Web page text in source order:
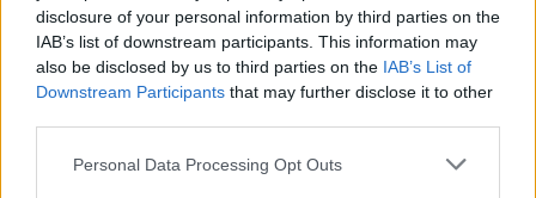
disclosure of your personal information by third parties on the
IAB’s list of downstream participants. This information may
also be disclosed by us to third parties on the IAB’s List of
Downstream Participants that may further disclose it to other
Personal Data Processing Opt Outs
Οι Διεθνείς Παιδικοί Αγώνες, τα
Λακωνόπουλα και ο Δημοσθένης Ματάλας